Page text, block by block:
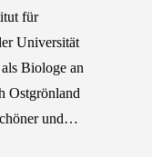
für
Universität
Biologe an
Ostgrönland
und…